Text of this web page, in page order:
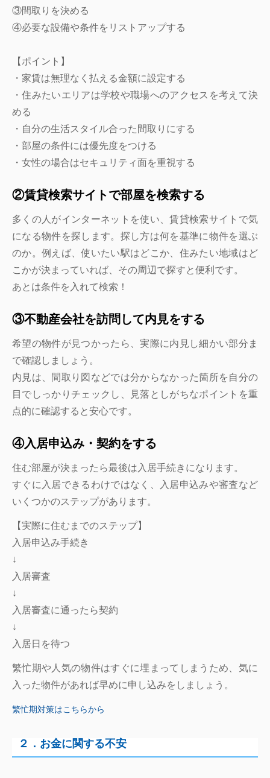
③間取りを決める
④必要な設備や条件をリストアップする
【ポイント】
・家賃は無理なく払える金額に設定する
・住みたいエリアは学校や職場へのアクセスを考えて決
める
・自分の生活スタイル合った間取りにする
・部屋の条件には優先度をつける
・女性の場合はセキュリティ面を重視する
②賃貸検索サイトで部屋を検索する
多くの人がインターネットを使い、賃貸検索サイトで気
になる物件を探します。探し方は何を基準に物件を選ぶ
のか。例えば、使いたい駅はどこか、住みたい地域はど
こかが決まっていれば、その周辺で探すと便利です。
あとは条件を入れて検索！
③不動産会社を訪問して内見をする
希望の物件が見つかったら、実際に内見し細かい部分ま
で確認しましょう。
内見は、間取り図などでは分からなかった箇所を自分の
目でしっかりチェックし、見落としがちなポイントを重
点的に確認すると安心です。
④入居申込み・契約をする
住む部屋が決まったら最後は入居手続きになります。
すぐに入居できるわけではなく、入居申込みや審査など
いくつかのステップがあります。
【実際に住むまでのステップ】
入居申込み手続き
↓
入居審査
↓
入居審査に通ったら契約
↓
入居日を待つ
繁忙期や人気の物件はすぐに埋まってしまうため、気に
入った物件があれば早めに申し込みをしましょう。
繁忙期対策はこちらから
２．お金に関する不安